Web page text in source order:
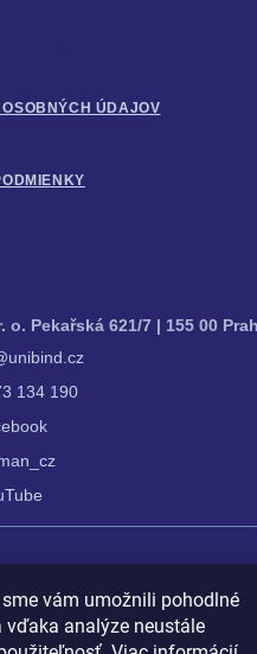
vám umožnili pohodlné
vďaka analýze neustále
ÚDAJOV
o. Pekařská 621/7 | 155 00
unibind.cz
134 190